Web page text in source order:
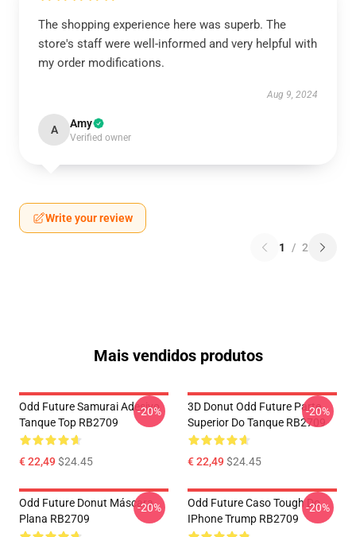
The shopping experience here was superb. The
store's staff were well-informed and very helpful with
my order modifications.
Aug 9, 2024
A Amy
Verified owner
Write your review
1 / 2
Mais vendidos produtos
Odd Future Samurai Adesivo
Tanque Top RB2709
€ 22,49$24.45
-20%
3D Donut Odd Future Parte
Superior Do Tanque RB2709
€ 22,49$24.45
-20%
Odd Future Donut Máscara
Plana RB2709
-20%
Odd Future Caso Tough Do
IPhone Trump RB2709
-20%